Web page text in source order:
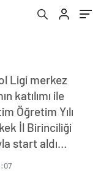
Ligi merkez
katılımı ile
Öğretim Yılı
İl Birinciliği
start aldı…